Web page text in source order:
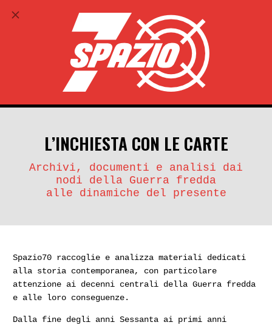
ABBONATI
search account_circle
L’INCHIESTA CON LE CARTE
Archivi, documenti e analisi dai
nodi della Guerra fredda
alle dinamiche del presente
Spazio70 raccoglie e analizza materiali dedicati
alla storia contemporanea, con particolare
attenzione ai decenni centrali della Guerra fredda
e alle loro conseguenze.
Dalla fine degli anni Sessanta ai primi anni